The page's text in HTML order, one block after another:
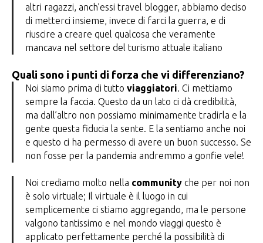
altri ragazzi, anch’essi travel blogger, abbiamo deciso
di metterci insieme, invece di farci la guerra, e di
riuscire a creare quel qualcosa che veramente
mancava nel settore del turismo attuale italiano
Quali sono i punti di forza che vi differenziano?
Noi siamo prima di tutto viaggiatori. Ci mettiamo
sempre la faccia. Questo da un lato ci dà credibilità,
ma dall’altro non possiamo minimamente tradirla e la
gente questa fiducia la sente. E la sentiamo anche noi
e questo ci ha permesso di avere un buon successo. Se
non fosse per la pandemia andremmo a gonfie vele!
Noi crediamo molto nella community che per noi non
è solo virtuale; Il virtuale è il luogo in cui
semplicemente ci stiamo aggregando, ma le persone
valgono tantissimo e nel mondo viaggi questo è
applicato perfettamente perché la possibilità di